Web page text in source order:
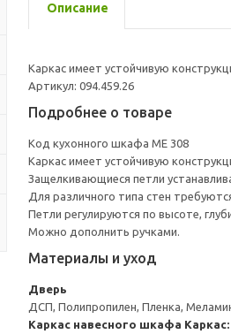
Описание
Каркас имеет устойчивую
Артикул: 094.459.26
Подробнее о товаре
Код кухонного шкафа ME 308
Каркас имеет устойчивую
Защелкивающиеся петли
Для различного типа стен
Петли регулируются по высоте,
Можно дополнить ручками.
Материалы и уход
Дверь
ДСП, Полипропилен, Пленка,
Каркас навесного шкафа Каркас: